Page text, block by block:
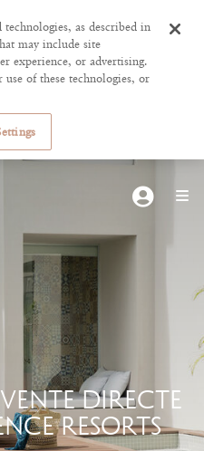
DIRECTE
RESORTS
as described in
may include site
experience, or advertising.
use of these technologies, or